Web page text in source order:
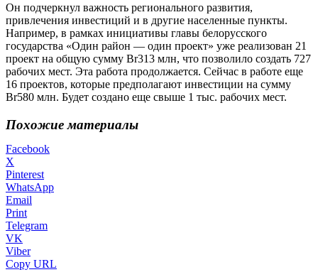
Он подчеркнул важность регионального развития,
привлечения инвестиций и в другие населенные пункты.
Например, в рамках инициативы главы белорусского
государства «Один район — один проект» уже реализован 21
проект на общую сумму Br313 млн, что позволило создать 727
рабочих мест. Эта работа продолжается. Сейчас в работе еще
16 проектов, которые предполагают инвестиции на сумму
Br580 млн. Будет создано еще свыше 1 тыс. рабочих мест.
Похожие материалы
Facebook
X
Pinterest
WhatsApp
Email
Print
Telegram
VK
Viber
Copy URL